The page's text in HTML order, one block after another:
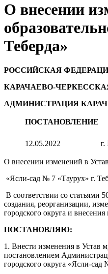
О внесении
Теберда»
РОССИЙСКАЯ
КАРАЧАЕВО-
АДМИНИСТРАЦИЯ
ПОСТАНОВЛЕНИЕ
12.05.2022 г.
О внесении изменений в Устав
«Ясли-сад № 7 «Таурух» г.
В соответствии со статьями
создания, реорганизации,
городского округа и
ПОСТАНОВЛЯЮ:
1. Внести изменения в Устав
постановлением
городского округа «Ясли-